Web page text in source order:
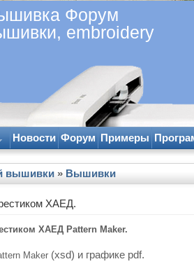
Форум
embroidery
Новости Форум Примеры
вышивки » Вышивки
ХАЕД.
ХАЕД Pattern Maker.
Maker (xsd) и графике pdf.